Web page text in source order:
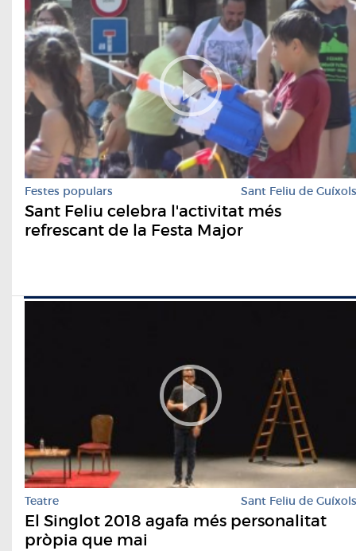
Festes populars Sant Feliu de Guíxols
Sant Feliu celebra l'activitat més
refrescant de la Festa Major
Teatre Sant Feliu de Guíxols
El Singlot 2018 agafa més personalitat
pròpia que mai